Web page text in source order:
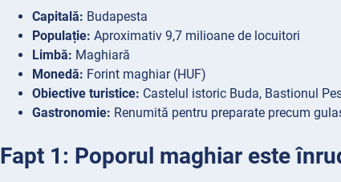
Capitală: Budapesta
Populație: Aproximativ 9,7 milioane de locuitori
Limbă: Maghiară
Monedă: Forint maghiar (HUF)
Obiective turistice: Castelul istoric Buda, Bastionul
Gastronomie: Renumită pentru preparate precum
Fapt 1: Poporul maghiar este